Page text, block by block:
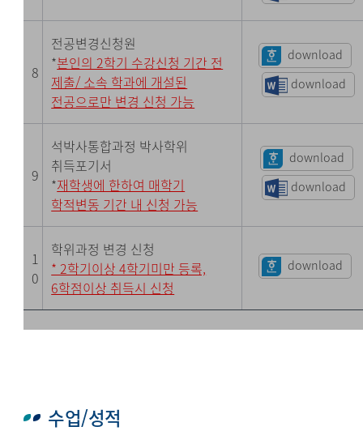
8
전공변경신청원
*본인의 2학기 수강신청 기간 전
제출/ 소속 학과에 개설된
전공으로만 변경 신청 가능
download
download
9
석박사통합과정 박사학위
취득포기서
*재학생에 한하여 매학기
학적변동 기간 내 신청 가능
download
download
1
0
학위과정 변경 신청
* 2학기이상 4학기미만 등록,
6학점이상 취득시 신청
download
수업/성적